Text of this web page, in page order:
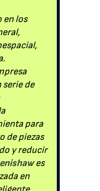
en los
de
para
de piezas
y reducir
es
en